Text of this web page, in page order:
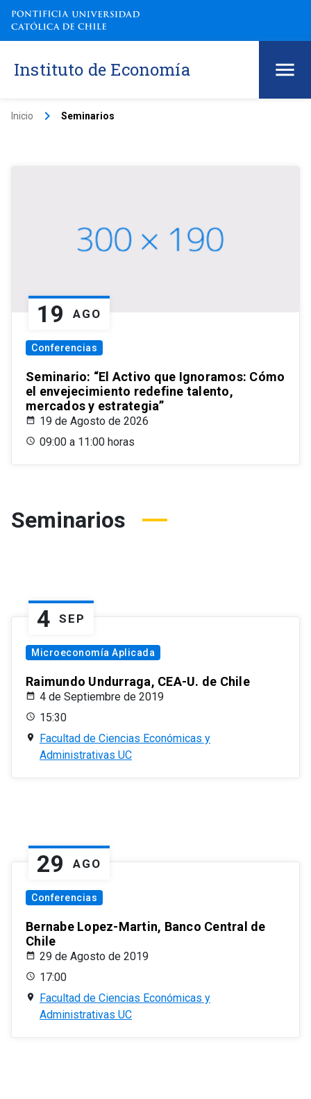
Instituto de Economía
Inicio keyboard_arrow_right Seminarios
19 AGO
Conferencias
Seminario: “El Activo que Ignoramos: Cómo
el envejecimiento redefine talento,
mercados y estrategia”
19 de Agosto de 2026
09:00 a 11:00 horas
Seminarios
4 SEP
Microeconomía Aplicada
Raimundo Undurraga, CEA-U. de Chile
4 de Septiembre de 2019
15:30
Facultad de Ciencias Económicas y
Administrativas UC
29 AGO
Conferencias
Bernabe Lopez-Martin, Banco Central de
Chile
29 de Agosto de 2019
17:00
Facultad de Ciencias Económicas y
Administrativas UC